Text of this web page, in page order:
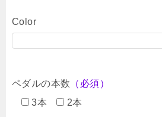
Color
ペダルの本数 （必須）
3本
2本